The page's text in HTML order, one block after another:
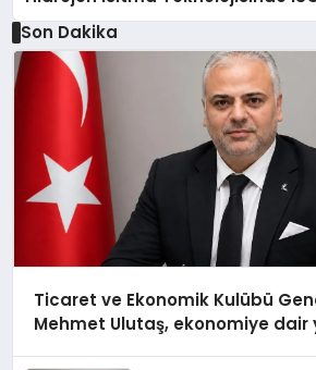
Düzenleyici Onaylarını Aldı
Son Dakika
Ticaret ve Ekonomik Kulübü
Mehmet Ulutaş, ekonomiye dair